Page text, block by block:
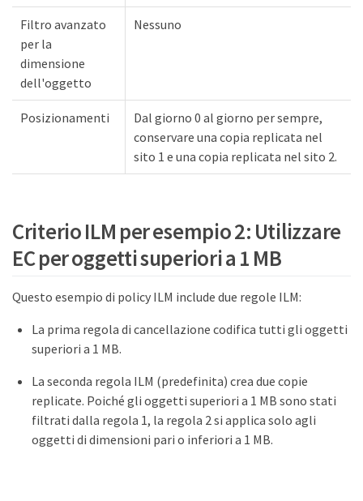
Filtro avanzato
per la
dimensione
dell'oggetto
Nessuno
Posizionamenti
Dal giorno 0 al giorno per sempre,
conservare una copia replicata nel
sito 1 e una copia replicata nel sito 2.
Criterio ILM per esempio 2: Utilizzare
EC per oggetti superiori a 1 MB
Questo esempio di policy ILM include due regole ILM:
La prima regola di cancellazione codifica tutti gli oggetti
superiori a 1 MB.
La seconda regola ILM (predefinita) crea due copie
replicate. Poiché gli oggetti superiori a 1 MB sono stati
filtrati dalla regola 1, la regola 2 si applica solo agli
oggetti di dimensioni pari o inferiori a 1 MB.